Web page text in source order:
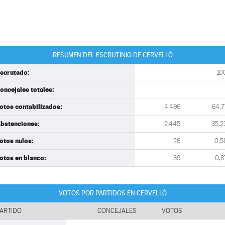
RESUMEN DEL ESCRUTINIO DE CERVELLÓ
totales:
contabilizados: 4.496
2.445
nulos: 26
en blanco: 39
VOTOS POR PARTIDOS EN CERVELLÓ
CONCEJALES VOTOS